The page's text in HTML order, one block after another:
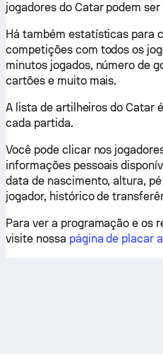
jogadores do Catar podem
Há também estatísticas para
competições com todos os
minutos jogados, número de
cartões e muito mais.
A lista de artilheiros do Catar
cada partida.
Você pode clicar nos
informações pessoais
data de nascimento, altura,
jogador, histórico de
Para ver a programação e os
visite nossa página de placar